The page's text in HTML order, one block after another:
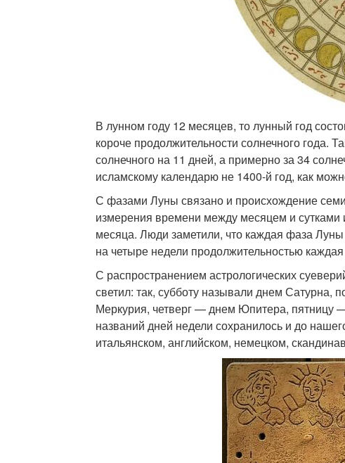
В лунном году 12 месяцев, то лунный год
короче продолжительности солнечного года.
солнечного на 11 дней, а примерно за 34
исламскому календарю не 1400-й год, как
С фазами Луны связано и происхождение
измерения времени между месяцем и сутками
месяца. Люди заметили, что каждая фаза
на четыре недели продолжительностью
С распространением астрологических
светил: так, субботу называли днем
Меркурия, четверг — днем Юпитера,
названий дней недели сохранилось и до
итальянском, английском, немецком,